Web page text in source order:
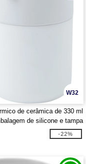
W32
de cerâmica de 330 ml
de silicone e tampa
"Java" - EgotierPro-22%